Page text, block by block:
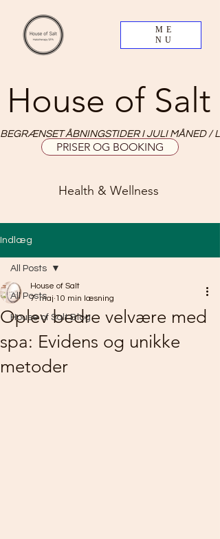
ME
NU
House of Salt
Health & Wellness
PRISER OG BOOKING
BEGRÆNSET ÅBNINGSTIDER I JULI MÅNED /
Indlæg
All Posts
House of Salt Blog
All Posts
Oplev bedre velvære med
spa: Evidens og unikke
metoder
House of Salt
7. maj 10 min læsning